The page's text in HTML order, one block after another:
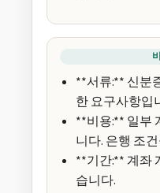
**서류:** 신분
한 요구사항입
**비용:** 일부
니다. 은행 조
**기간:** 계좌
습니다.